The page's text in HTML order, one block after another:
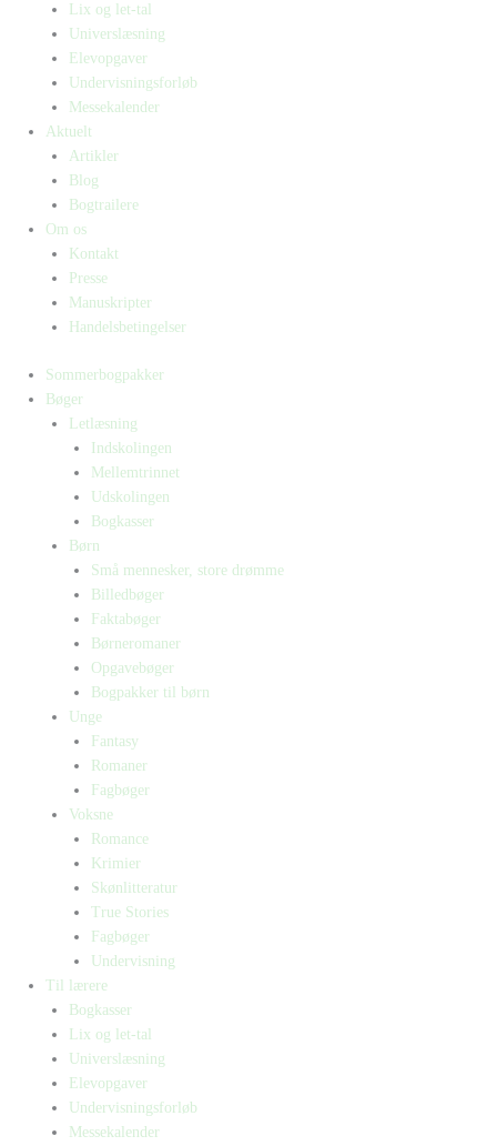
Lix og let-tal
Universlæsning
Elevopgaver
Undervisningsforløb
Messekalender
Aktuelt
Artikler
Blog
Bogtrailere
Om os
Kontakt
Presse
Manuskripter
Handelsbetingelser
Sommerbogpakker
Bøger
Letlæsning
Indskolingen
Mellemtrinnet
Udskolingen
Bogkasser
Børn
Små mennesker, store drømme
Billedbøger
Faktabøger
Børneromaner
Opgavebøger
Bogpakker til børn
Unge
Fantasy
Romaner
Fagbøger
Voksne
Romance
Krimier
Skønlitteratur
True Stories
Fagbøger
Undervisning
Til lærere
Bogkasser
Lix og let-tal
Universlæsning
Elevopgaver
Undervisningsforløb
Messekalender